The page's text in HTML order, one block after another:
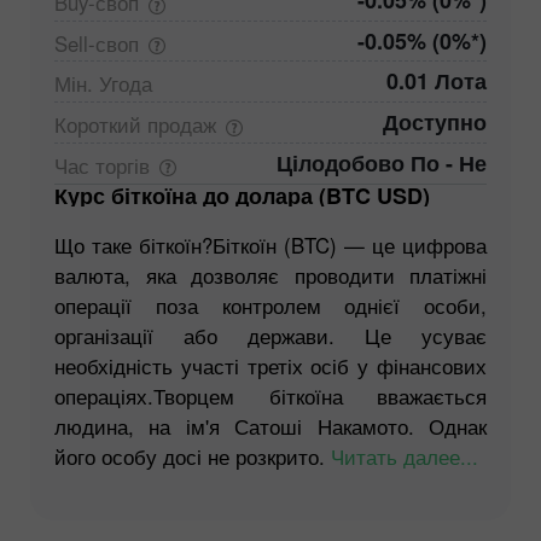
Sell-своп -0.05% (0%*)
Мін. Угода 0.01 Лота
Короткий продаж Доступно
Час торгів
Цілодобово По - Не
Курс біткоїна до долара (BTC USD)
Що таке біткоїн?Біткоїн (BTC) — це цифрова
валюта, яка дозволяє проводити платіжні
операції поза контролем однієї особи,
організації або держави. Це усуває
необхідність участі третіх осіб у фінансових
операціях.Творцем біткоїна вважається
людина, на ім'я Сатоші Накамото. Однак
його особу досі не розкрито. Читать далее...